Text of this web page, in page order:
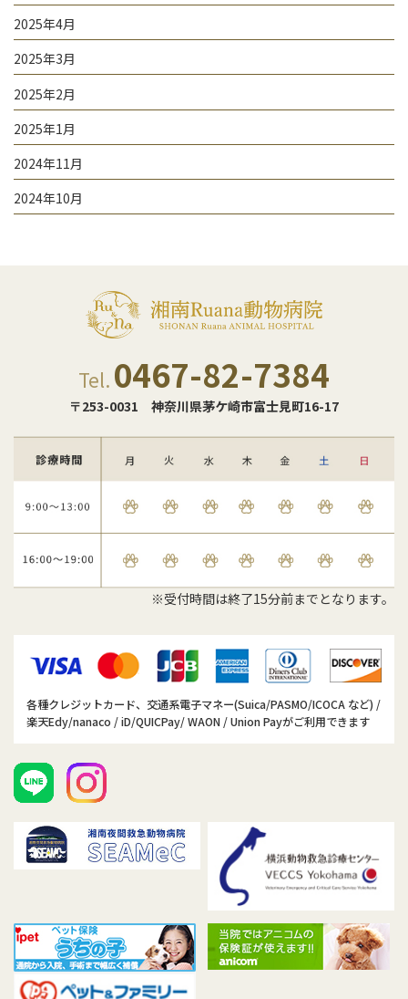
2025年4月
2025年3月
2025年2月
2025年1月
2024年11月
2024年10月
Tel. 0467-82-7384
〒253-0031 神奈川県茅ケ崎市富士見町16-17
※受付時間は終了15分前までとなります。
各種クレジットカード、交通系電子マネー(Suica/PASMO/ICOCA など) /
楽天Edy/nanaco / iD/QUICPay/ WAON / Union Payがご利用できます